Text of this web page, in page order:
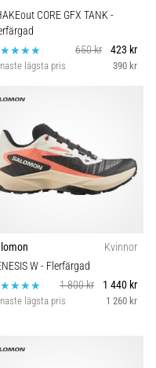
CORE GFX TANK-
650 kr
423 kr
lägsta pris 390 kr
Kvinnor
W- Flerfärgad
1 800 kr
1 440 kr
lägsta pris 1 260 kr